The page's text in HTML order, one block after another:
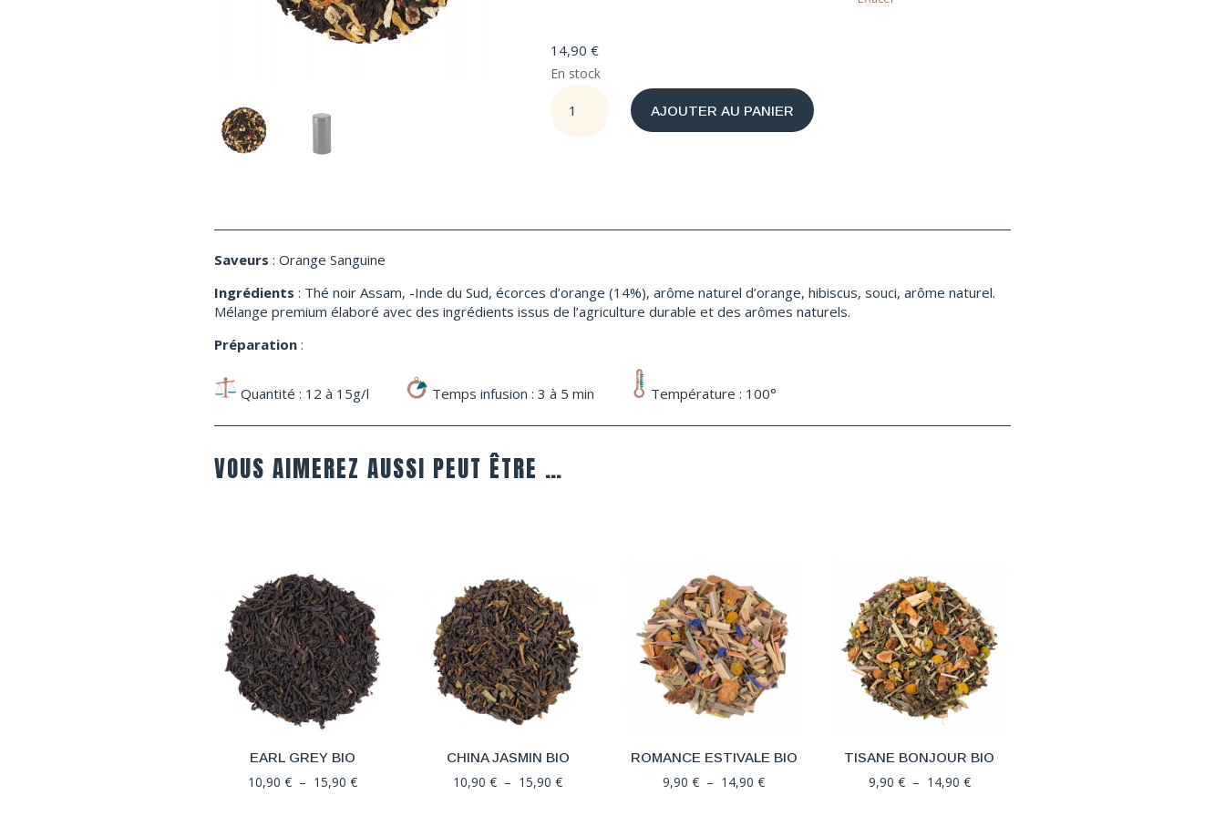
14,90 €
En stock
AJOUTER AU PANIER
Saveurs : Orange Sanguine
Ingrédients : Thé noir Assam, -Inde du Sud, écorces d’orange (14%), arôme naturel d’orange, hibiscus, souci, arôme naturel.
Mélange premium élaboré avec des ingrédients issus de l’agriculture durable et des arômes naturels.
Préparation :
Quantité : 12 à 15g/l Temps infusion : 3 à 5 min Température : 100°
VOUS AIMEREZ AUSSI PEUT ÊTRE …
EARL GREY BIO
10,90 € – 15,90 €Plage
CHINA JASMIN BIO
10,90€ – 15,90€Plage
ROMANCE ESTIVALE BIO
9,90€ – 14,90€Plage
TISANE BONJOUR BIO
9,90 € – 14,90 €Plage